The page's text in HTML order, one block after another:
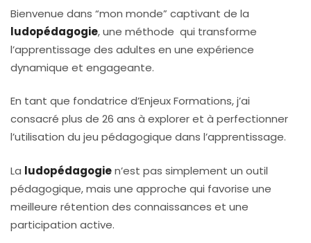
Bienvenue dans “mon monde” captivant de la
ludopédagogie, une méthode qui transforme
l’apprentissage des adultes en une expérience
dynamique et engageante.
En tant que fondatrice d’Enjeux Formations, j’ai
consacré plus de 26 ans à explorer et à perfectionner
l’utilisation du jeu pédagogique dans l’apprentissage.
La ludopédagogien’est pas simplement un outil
pédagogique, mais une approche qui favorise une
meilleure rétention des connaissances et une
participation active.